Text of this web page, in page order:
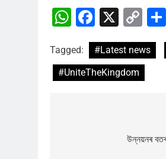
WhatsApp
X
Tagged: #Latest news
#UniteTheKingdom
navigationউন্নয়নৰ